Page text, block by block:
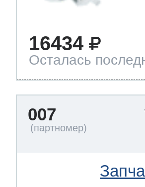
16434
Осталась
007